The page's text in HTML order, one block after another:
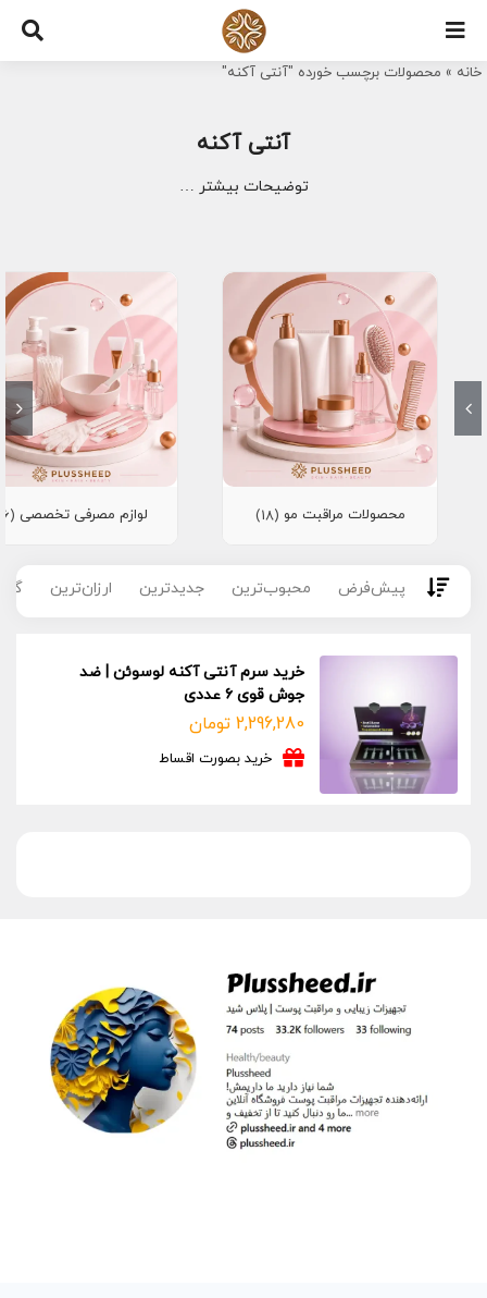
Skip
content
خانه » محصولات برچسب خورده "آنتی آکنه"
آنتی آکنه
توضیحات بیشتر …
محصولات مراقبت مو (18) لوازم مصرفی تخصصی (16)
پیش‌فرض محبوب‌ترین جدیدترین ارزان‌ترین
خرید سرم آنتی آکنه لوسوئن | ضد
جوش قوی ۶ عددی
2,296,280 تومان
خرید بصورت اقساط